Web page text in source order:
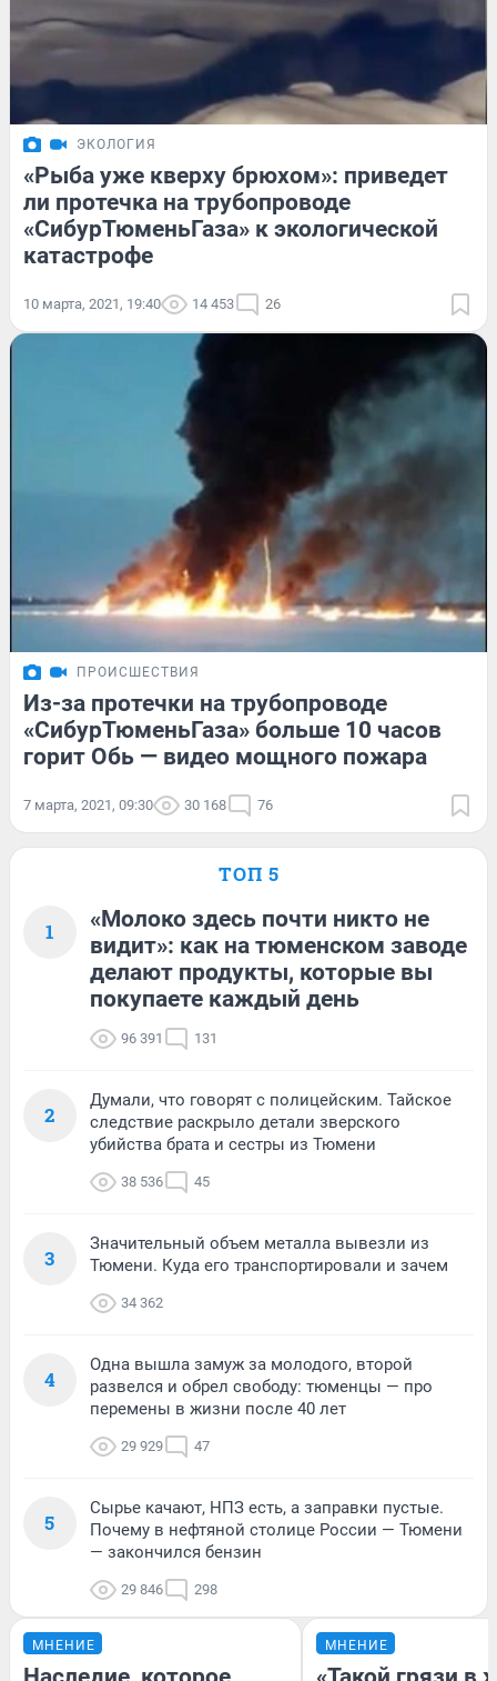
ЭКОЛОГИЯ
«Рыба уже кверху брюхом»: приведет
ли протечка на трубопроводе
«СибурТюменьГаза» к экологической
катастрофе
10 марта, 2021, 19:40 14 453 26
ПРОИСШЕСТВИЯ
Из-за протечки на трубопроводе
«СибурТюменьГаза» больше 10 часов
горит Обь — видео мощного пожара
7 марта, 2021, 09:30 30 168 76
ТОП 5
1
«Молоко здесь почти никто не
видит»: как на тюменском заводе
делают продукты, которые вы
покупаете каждый день
96 391 131
2
Думали, что говорят с полицейским. Тайское
следствие раскрыло детали зверского
убийства брата и сестры из Тюмени
38 536 45
3
Значительный объем металла вывезли из
Тюмени. Куда его транспортировали и зачем
34 362
4
Одна вышла замуж за молодого, второй
развелся и обрел свободу: тюменцы — про
перемены в жизни после 40 лет
29 929 47
5
Сырье качают, НПЗ есть, а заправки пустые.
Почему в нефтяной столице России — Тюмени
— закончился бензин
29 846 298
МНЕНИЕ МНЕНИЕ